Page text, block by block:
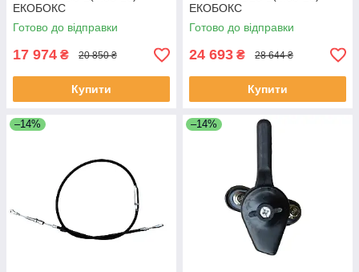
ЕКОБОКС
Готово до відправки
17 974 ₴ 20 850 ₴
Купити
ЕКОБОКС
Готово до відправки
24 693 ₴ 28 644 ₴
Купити
–14% –14%